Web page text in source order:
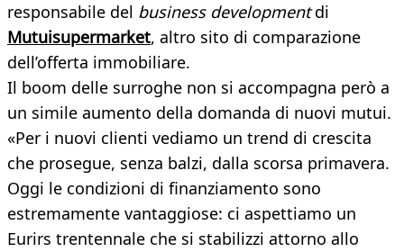
responsabile del business developmentdi
Mutuisupermarket, altro sito di comparazione
dell’offerta immobiliare.
Il boom delle surroghe non si accompagna però a
un simile aumento della domanda di nuovi mutui.
«Per i nuovi clienti vediamo un trend di crescita
che prosegue, senza balzi, dalla scorsa primavera.
Oggi le condizioni di finanziamento sono
estremamente vantaggiose: ci aspettiamo un
Eurirs trentennale che si stabilizzi attorno allo